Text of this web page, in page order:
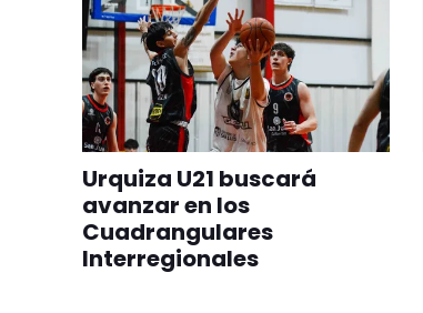
Urquiza U21 buscará
avanzar en los
Cuadrangulares
Interregionales